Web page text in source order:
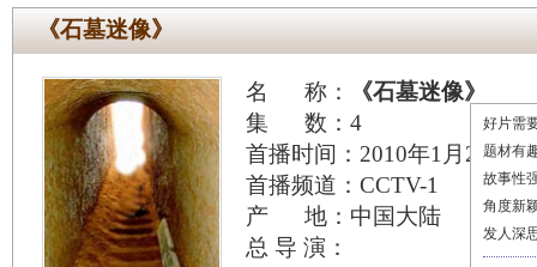
《石墓迷像》
名 称：
《石墓迷像》
集 数：4
首播时间：2010年1月26日
首播频道：CCTV-1
产 地：中国大陆
总 导 演：
好片需
题材有
故事性
角度新
发人深